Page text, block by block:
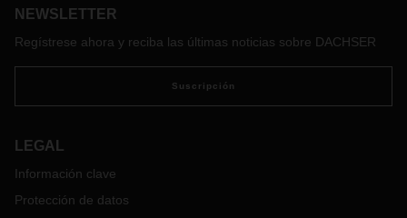
requiere que observemos de cerca, formulemos preguntas
pero, en el día a día de los negocios, puede ser un
verdadero desafío.
NEWSLETTER
Regístrese ahora y reciba las últimas noticias sobre DACHSER
Suscripción
LEGAL
Información clave
Protección de datos